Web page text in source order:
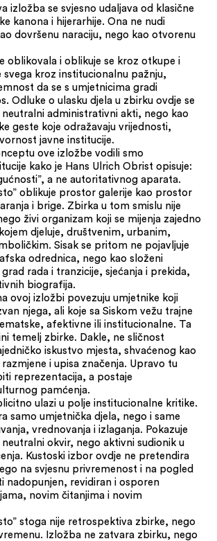
izložba se svjesno udaljava od klasične
kanona i hijerarhije. Ona ne nudi
dovršenu naraciju, nego kao otvorenu
oblikovala i oblikuje se kroz otkupe i
svega kroz institucionalnu pažnju,
da se s umjetnicima gradi
Odluke o ulasku djela u zbirku ovdje se
neutralni administrativni akti, nego kao
geste koje odražavaju vrijednosti,
javne institucije.
ove izložbe vodili smo
kako je Hans Ulrich Obrist opisuje:
a ne autoritativnog aparata.
oblikuje prostor galerije kao prostor
i brige. Zbirka u tom smislu nije
živi organizam koji se mijenja zajedno
djeluje, društvenim, urbanim,
Sisak se pritom ne pojavljuje
odrednica, nego kao složeni
rada i tranzicije, sjećanja i prekida,
biografija.
ovoj izložbi povezuju umjetnike koji
njega, ali koje sa Siskom vežu trajne
afektivne ili institucionalne. Ta
temelj zbirke. Dakle, ne sličnost
iskustvo mjesta, shvaćenog kao
i upisa značenja. Upravo tu
reprezentacija, a postaje
pamćenja.
ulazi u polje institucionalne kritike.
samo umjetnička djela, nego i same
vrednovanja i izlaganja. Pokazuje
okvir, nego aktivni sudionik u
Kustoski izbor ovdje ne pretendira
na svjesnu privremenost i na pogled
nadopunjen, revidiran i osporen
novim čitanjima i novim
stoga nije retrospektiva zbirke, nego
Izložba ne zatvara zbirku, nego